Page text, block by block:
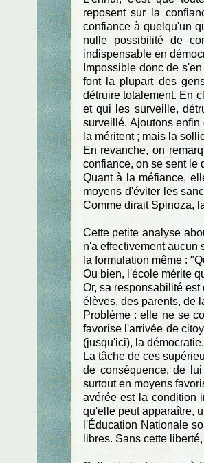
reposent sur la
confiance à quelqu'un
nulle possibilité de
indispensable en
Impossible donc de
font la plupart des
détruire totalement. En
et qui les surveille,
surveillé. Ajoutons
la méritent ; mais la
En revanche, on
confiance, on se sent le
Quant à la méfiance,
moyens d'éviter les
Comme dirait Spinoza,
Cette petite analyse
n'a effectivement aucun
la formulation même :
Ou bien, l'école mérite
Or, sa responsabilité
élèves, des parents, de
Problème : elle ne se
favorise l'arrivée de
(jusqu'ici), la démocratie.
La tâche de ces
de conséquence, de
surtout en moyens
avérée est la condition
qu'elle peut apparaître,
l'Éducation Nationale
libres. Sans cette